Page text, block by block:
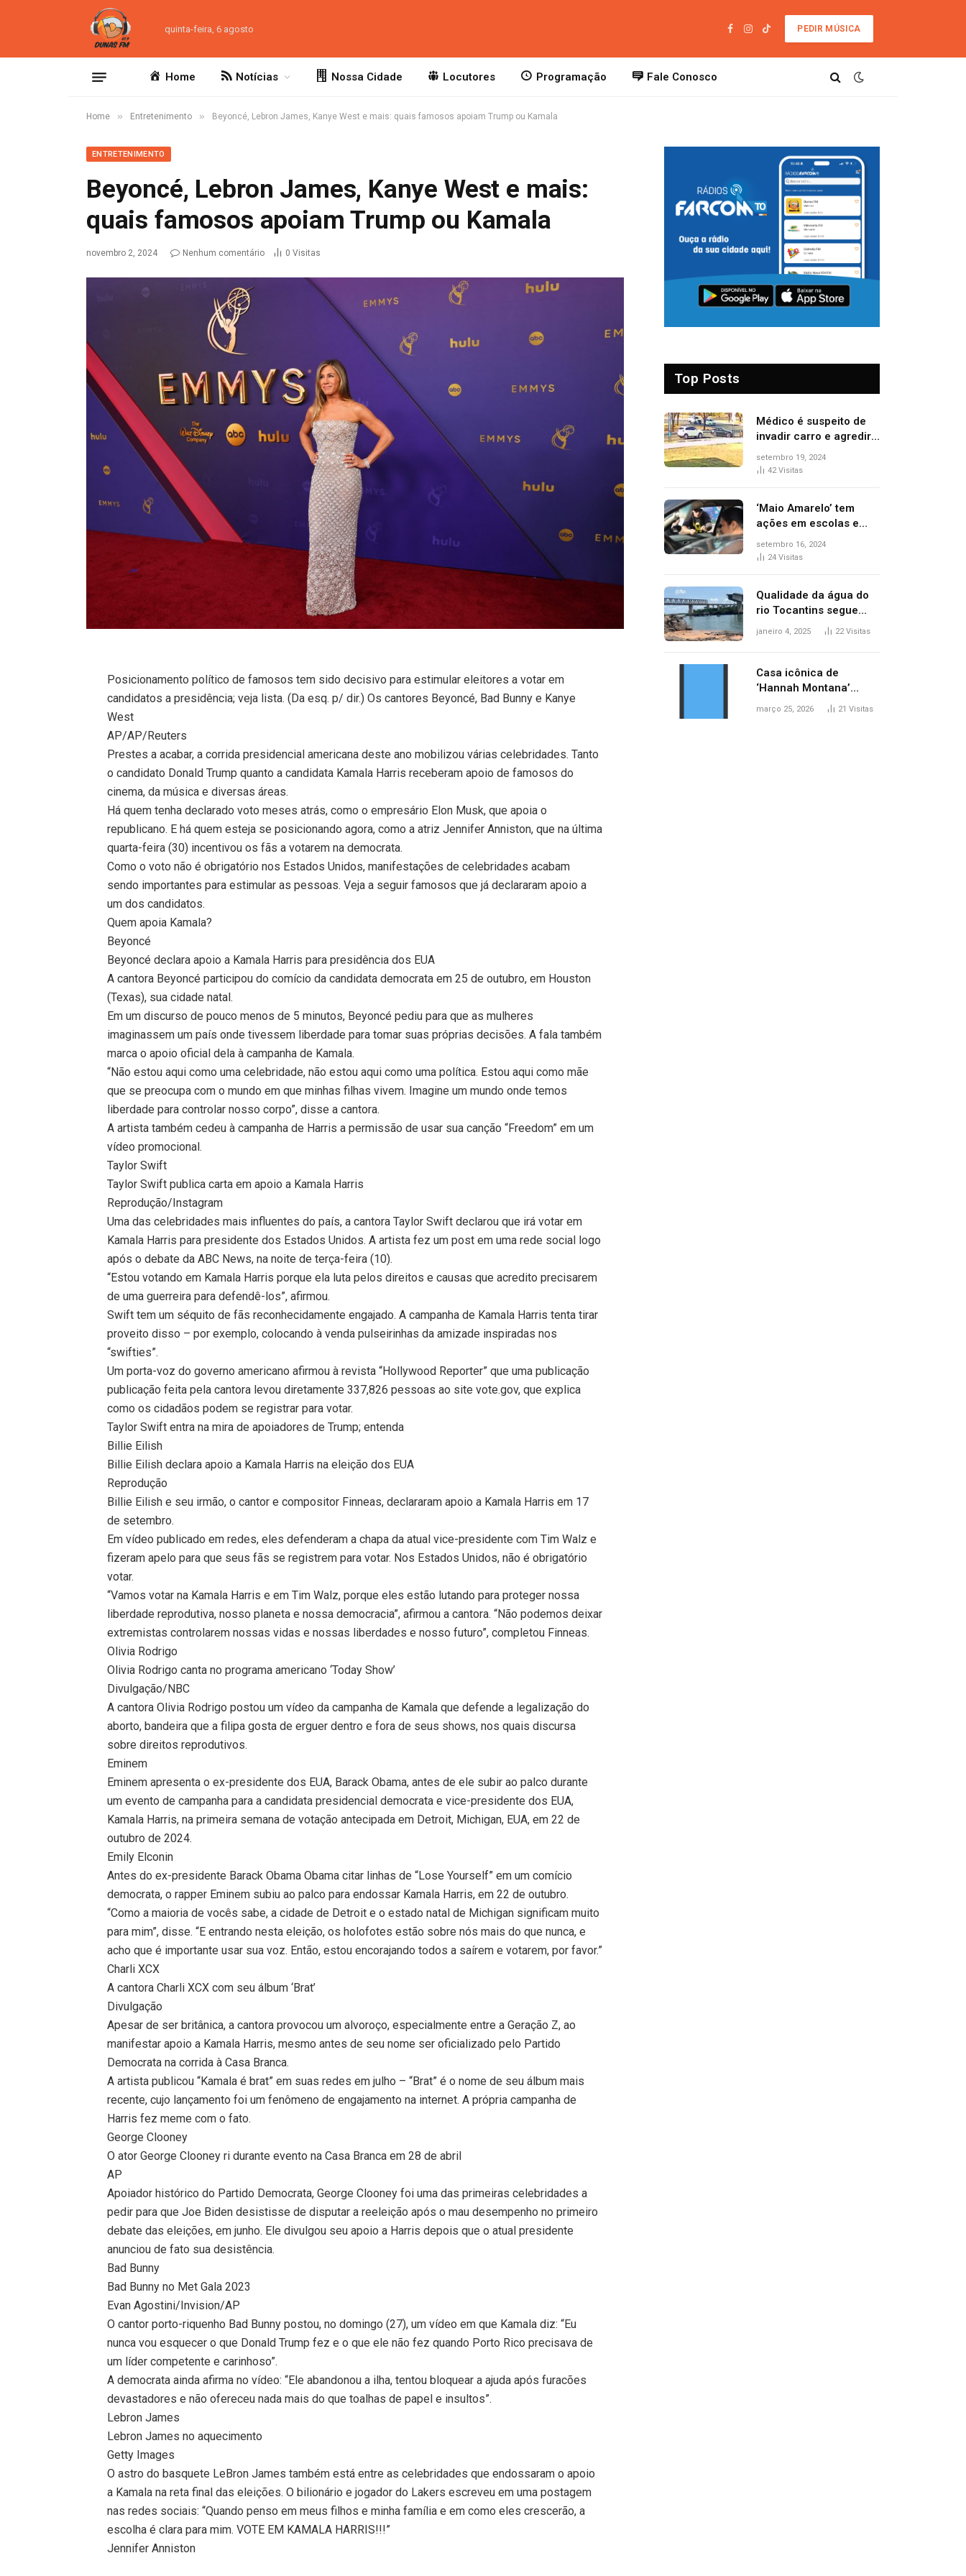
quinta-feira, 6 agosto
Facebook
Instagram
TikTok
PEDIR MÚSICA
Home Notícias Nossa Cidade Locutores Programação Fale Conosco
Home » Entretenimento » Beyoncé, Lebron James, Kanye West e mais: quais famosos apoiam Trump ou Kamala
ENTRETENIMENTO
Beyoncé, Lebron James, Kanye West e mais:
quais famosos apoiam Trump ou Kamala
novembro 2, 2024 Nenhum comentário 0 Visitas
Posicionamento político de famosos tem sido decisivo para estimular eleitores a votar em
candidatos a presidência; veja lista. (Da esq. p/ dir.) Os cantores Beyoncé, Bad Bunny e Kanye
West
AP/AP/Reuters
Prestes a acabar, a corrida presidencial americana deste ano mobilizou várias celebridades. Tanto
o candidato Donald Trump quanto a candidata Kamala Harris receberam apoio de famosos do
cinema, da música e diversas áreas.
Há quem tenha declarado voto meses atrás, como o empresário Elon Musk, que apoia o
republicano. E há quem esteja se posicionando agora, como a atriz Jennifer Anniston, que na última
quarta-feira (30) incentivou os fãs a votarem na democrata.
Como o voto não é obrigatório nos Estados Unidos, manifestações de celebridades acabam
sendo importantes para estimular as pessoas. Veja a seguir famosos que já declararam apoio a
um dos candidatos.
Quem apoia Kamala?
Beyoncé
Beyoncé declara apoio a Kamala Harris para presidência dos EUA
A cantora Beyoncé participou do comício da candidata democrata em 25 de outubro, em Houston
(Texas), sua cidade natal.
Em um discurso de pouco menos de 5 minutos, Beyoncé pediu para que as mulheres
imaginassem um país onde tivessem liberdade para tomar suas próprias decisões. A fala também
marca o apoio oficial dela à campanha de Kamala.
“Não estou aqui como uma celebridade, não estou aqui como uma política. Estou aqui como mãe
que se preocupa com o mundo em que minhas filhas vivem. Imagine um mundo onde temos
liberdade para controlar nosso corpo”, disse a cantora.
A artista também cedeu à campanha de Harris a permissão de usar sua canção “Freedom” em um
vídeo promocional.
Taylor Swift
Taylor Swift publica carta em apoio a Kamala Harris
Reprodução/Instagram
Uma das celebridades mais influentes do país, a cantora Taylor Swift declarou que irá votar em
Kamala Harris para presidente dos Estados Unidos. A artista fez um post em uma rede social logo
após o debate da ABC News, na noite de terça-feira (10).
“Estou votando em Kamala Harris porque ela luta pelos direitos e causas que acredito precisarem
de uma guerreira para defendê-los”, afirmou.
Swift tem um séquito de fãs reconhecidamente engajado. A campanha de Kamala Harris tenta tirar
proveito disso – por exemplo, colocando à venda pulseirinhas da amizade inspiradas nos
“swifties”.
Um porta-voz do governo americano afirmou à revista “Hollywood Reporter” que uma publicação
publicação feita pela cantora levou diretamente 337,826 pessoas ao site vote.gov, que explica
como os cidadãos podem se registrar para votar.
Taylor Swift entra na mira de apoiadores de Trump; entenda
Billie Eilish
Billie Eilish declara apoio a Kamala Harris na eleição dos EUA
Reprodução
Billie Eilish e seu irmão, o cantor e compositor Finneas, declararam apoio a Kamala Harris em 17
de setembro.
Em vídeo publicado em redes, eles defenderam a chapa da atual vice-presidente com Tim Walz e
fizeram apelo para que seus fãs se registrem para votar. Nos Estados Unidos, não é obrigatório
votar.
“Vamos votar na Kamala Harris e em Tim Walz, porque eles estão lutando para proteger nossa
liberdade reprodutiva, nosso planeta e nossa democracia”, afirmou a cantora. “Não podemos deixar
extremistas controlarem nossas vidas e nossas liberdades e nosso futuro”, completou Finneas.
Olivia Rodrigo
Olivia Rodrigo canta no programa americano ‘Today Show’
Divulgação/NBC
A cantora Olivia Rodrigo postou um vídeo da campanha de Kamala que defende a legalização do
aborto, bandeira que a filipa gosta de erguer dentro e fora de seus shows, nos quais discursa
sobre direitos reprodutivos.
Eminem
Eminem apresenta o ex-presidente dos EUA, Barack Obama, antes de ele subir ao palco durante
um evento de campanha para a candidata presidencial democrata e vice-presidente dos EUA,
Kamala Harris, na primeira semana de votação antecipada em Detroit, Michigan, EUA, em 22 de
outubro de 2024.
Emily Elconin
Antes do ex-presidente Barack Obama Obama citar linhas de “Lose Yourself” em um comício
democrata, o rapper Eminem subiu ao palco para endossar Kamala Harris, em 22 de outubro.
“Como a maioria de vocês sabe, a cidade de Detroit e o estado natal de Michigan significam muito
para mim”, disse. “E entrando nesta eleição, os holofotes estão sobre nós mais do que nunca, e
acho que é importante usar sua voz. Então, estou encorajando todos a saírem e votarem, por favor.”
Charli XCX
A cantora Charli XCX com seu álbum ‘Brat’
Divulgação
Apesar de ser britânica, a cantora provocou um alvoroço, especialmente entre a Geração Z, ao
manifestar apoio a Kamala Harris, mesmo antes de seu nome ser oficializado pelo Partido
Democrata na corrida à Casa Branca.
A artista publicou “Kamala é brat” em suas redes em julho – “Brat” é o nome de seu álbum mais
recente, cujo lançamento foi um fenômeno de engajamento na internet. A própria campanha de
Harris fez meme com o fato.
George Clooney
O ator George Clooney ri durante evento na Casa Branca em 28 de abril
AP
Apoiador histórico do Partido Democrata, George Clooney foi uma das primeiras celebridades a
pedir para que Joe Biden desistisse de disputar a reeleição após o mau desempenho no primeiro
debate das eleições, em junho. Ele divulgou seu apoio a Harris depois que o atual presidente
anunciou de fato sua desistência.
Bad Bunny
Bad Bunny no Met Gala 2023
Evan Agostini/Invision/AP
O cantor porto-riquenho Bad Bunny postou, no domingo (27), um vídeo em que Kamala diz: “Eu
nunca vou esquecer o que Donald Trump fez e o que ele não fez quando Porto Rico precisava de
um líder competente e carinhoso”.
A democrata ainda afirma no vídeo: “Ele abandonou a ilha, tentou bloquear a ajuda após furacões
devastadores e não ofereceu nada mais do que toalhas de papel e insultos”.
Lebron James
Lebron James no aquecimento
Getty Images
O astro do basquete LeBron James também está entre as celebridades que endossaram o apoio
a Kamala na reta final das eleições. O bilionário e jogador do Lakers escreveu em uma postagem
nas redes sociais: “Quando penso em meus filhos e minha família e em como eles crescerão, a
escolha é clara para mim. VOTE EM KAMALA HARRIS!!!”
Jennifer Anniston
Top Posts
Médico é suspeito de
invadir carro e agredir
delegado aposentado
durante confusão no
setembro 19, 2024
42Visitas
‘Maio Amarelo’ tem
ações em escolas e
ruas para prevenir
acidentes no trânsito
setembro 16, 2024
24 Visitas
Qualidade da água do
rio Tocantins segue
sem indicar alterações
afirma ANA
janeiro 4, 2025 22Visitas
Casa icônica de
‘Hannah Montana’
poderá ser alugada por
março 25, 2026 21 Visitas